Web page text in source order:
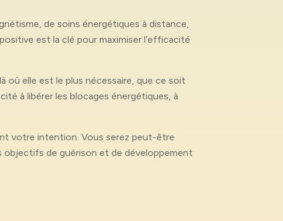
de soins énergétiques à distance,
est la clé pour maximiser l’efficacité
où elle est le plus nécessaire, que ce soit
à libérer les blocages énergétiques, à
votre intention. Vous serez peut-être
objectifs de guérison et de développement